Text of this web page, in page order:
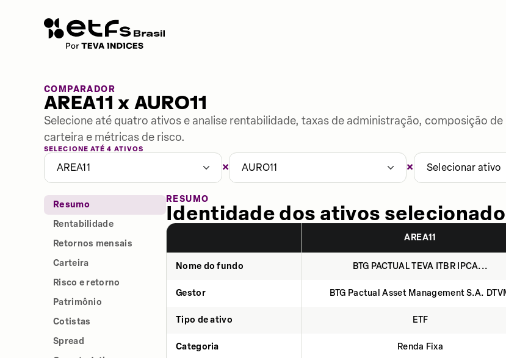
COMPARADOR
AREA11 x AURO11
Selecione até quatro ativos e analise rentabilidade, taxas de administração, composição de
carteira e métricas de risco.
SELECIONE ATÉ 4 ATIVOS
AREA11 × AURO11 × Selecionar ativo
Resumo
Rentabilidade
Retornos mensais
Carteira
Risco e retorno
Patrimônio
Cotistas
Spread
RESUMO
Identidade dos ativos
AREA11
Nome do fundo BTG PACTUAL TEVA ITBR IPCA...
Gestor BTG Pactual Asset Management S.A.
Tipo de ativo ETF
Categoria Renda Fixa